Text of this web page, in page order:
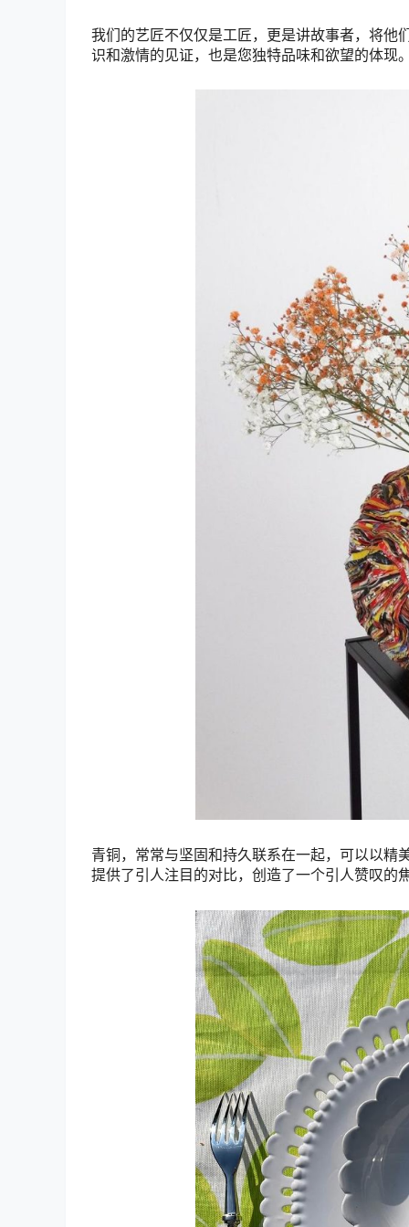
我们的艺匠不仅仅是工匠，更是讲故事者，将他
识和激情的见证，也是您独特品味和欲望的体现
青铜，常常与坚固和持久联系在一起，可以以精
提供了引人注目的对比，创造了一个引人赞叹的